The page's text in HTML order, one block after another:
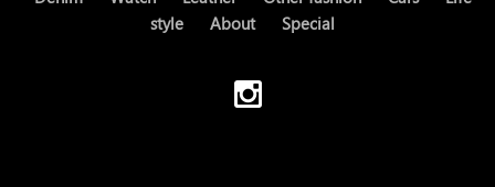
style
About Special